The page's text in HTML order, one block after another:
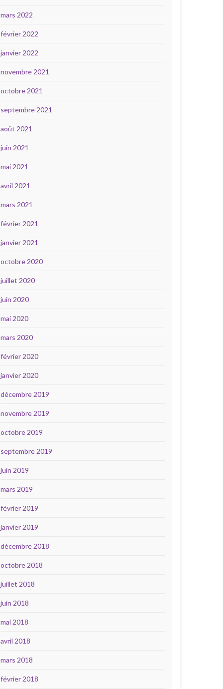
mars 2022
février 2022
janvier 2022
novembre 2021
octobre 2021
septembre 2021
août 2021
juin 2021
mai 2021
avril 2021
mars 2021
février 2021
janvier 2021
octobre 2020
juillet 2020
juin 2020
mai 2020
mars 2020
février 2020
janvier 2020
décembre 2019
novembre 2019
octobre 2019
septembre 2019
juin 2019
mars 2019
février 2019
janvier 2019
décembre 2018
octobre 2018
juillet 2018
juin 2018
mai 2018
avril 2018
mars 2018
février 2018